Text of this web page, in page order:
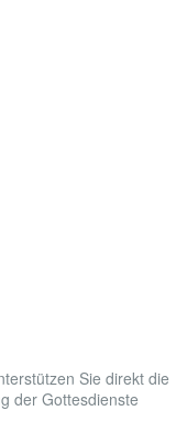
Sie direkt die
der Gottesdienste